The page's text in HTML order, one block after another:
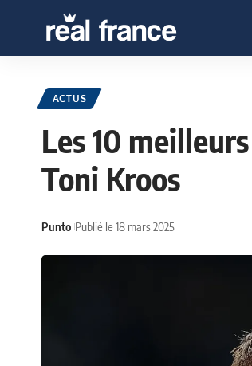
ACTUS
Les 10
Toni Kroos
Punto Publié le 18 mars 2025